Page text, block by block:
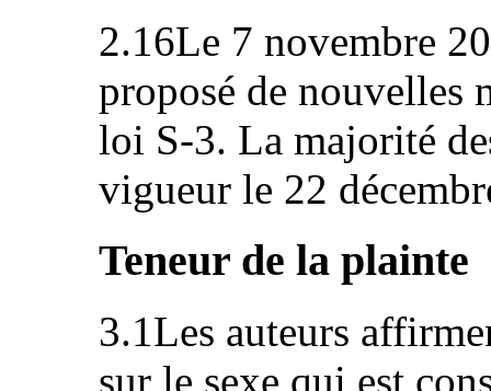
2.16Le 7 novembre
proposé de nouvelles
loi S-3. La majorité
vigueur le 22
Teneur de la plainte
3.1Les auteurs
sur le sexe qui est